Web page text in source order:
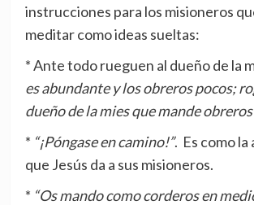
instrucciones para los misioneros
meditar como ideas sueltas:
* Ante todo rueguen al dueño de la
es abundante y los obreros pocos;
dueño de la mies que mande obreros
* “¡Póngase en camino!”. Es como la
que Jesús da a sus misioneros.
* “Os mando como corderos en